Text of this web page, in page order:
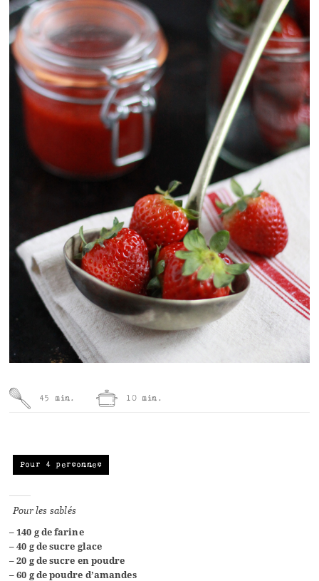
45 min. 10 min.
Pour 4 personnes
Pour les sablés
– 140 g de farine
– 40 g de sucre glace
– 20 g de sucre en poudre
– 60 g de poudre d’amandes